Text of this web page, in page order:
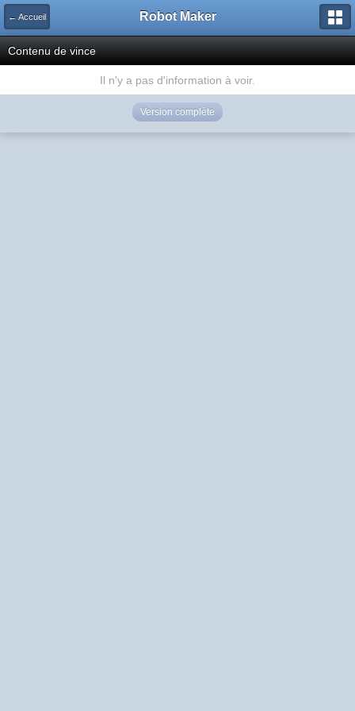
← Accueil Robot Maker
Contenu de vince
Il n'y a pas d'information à voir.
Version complète